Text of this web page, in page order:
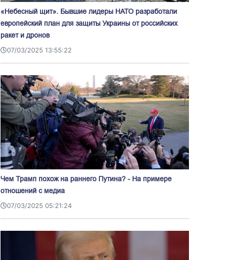
«Небесный щит». Бывшие лидеры НАТО разработали
европейский план для защиты Украины от российских
ракет и дронов
07/03/2025 13:55:22
Чем Трамп похож на раннего Путина? - На примере
отношений с медиа
07/03/2025 05:21:24